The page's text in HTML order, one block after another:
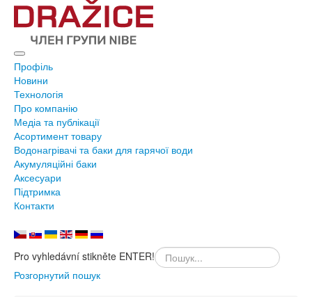
Профіль
Новини
Технологія
Про компанію
Медіа та публікації
Асортимент товару
Водонагрівачі та баки для гарячої води
Акумуляційні баки
Аксесуари
Підтримка
Контакти
Pro vyhledávní stikněte ENTER!
Розгорнутий пошук